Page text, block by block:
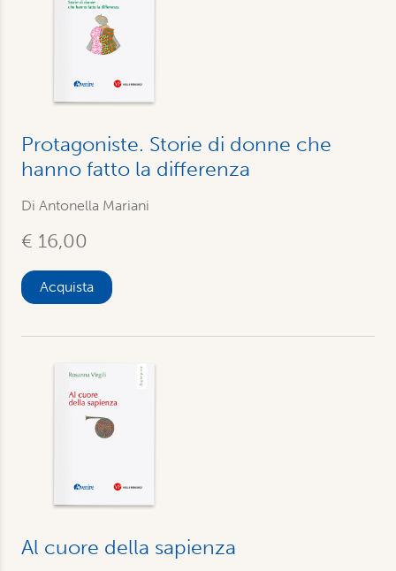
Protagoniste. Storie di donne che
hanno fatto la differenza
Di Antonella Mariani
€ 16,00
Acquista
Al cuore della sapienza